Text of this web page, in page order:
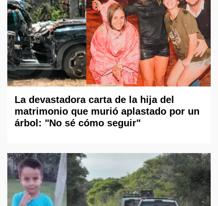
La devastadora carta de la hija del
matrimonio que murió aplastado por un
árbol: "No sé cómo seguir"